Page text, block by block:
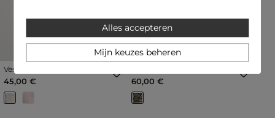
Vest met lange mouwen
ivoor vrouw
45,00 €
met print beige vrouw
60,00 €
Alles accepteren
Mijn keuzes beheren